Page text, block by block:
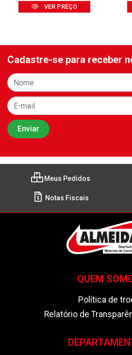
VER PREÇO
Cadastre-se para receber
Meus Pedidos
Notas Fiscais
QUEM
Política de
Relatório de